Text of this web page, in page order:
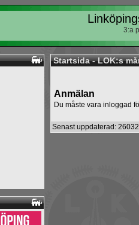
3:a
Startsida - LOK:s
Anmälan
Du måste vara inloggad
Senast uppdaterad: